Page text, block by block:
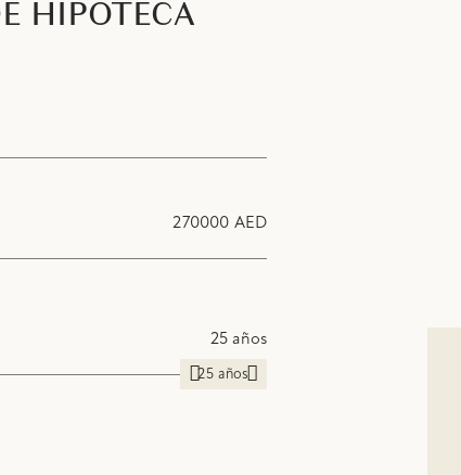
HIPOTECA
270000 AED
25 años
25 años